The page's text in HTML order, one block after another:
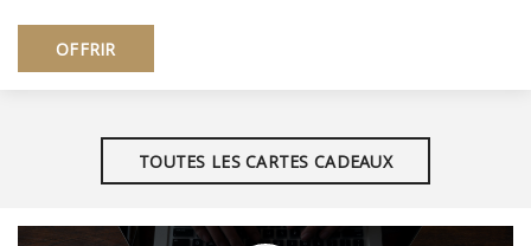
OFFRIR
TOUTES LES CARTES CADEAUX